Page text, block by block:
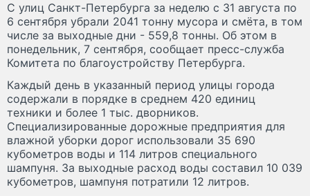
С улиц Санкт-Петербурга за неделю с 31 августа по
6 сентября убрали 2041 тонну мусора и смёта, в том
числе за выходные дни - 559,8 тонны. Об этом в
понедельник, 7 сентября, сообщает пресс-служба
Комитета по благоустройству Петербурга.
Каждый день в указанный период улицы города
содержали в порядке в среднем 420 единиц
техники и более 1 тыс. дворников.
Специализированные дорожные предприятия для
влажной уборки дорог использовали 35 690
кубометров воды и 114 литров специального
шампуня. За выходные расход воды составил 10 039
кубометров, шампуня потратили 12 литров.